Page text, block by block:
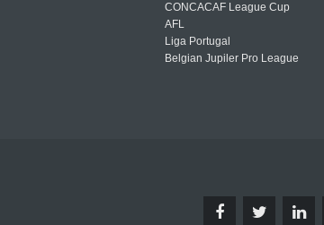
CONCACAF League Cup
AFL
Liga Portugal
Belgian Jupiler Pro League